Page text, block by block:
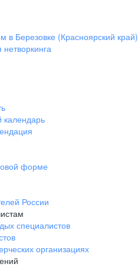
в Березовке (Красноярский край)
календарь
форме
России
специалистов
организациях